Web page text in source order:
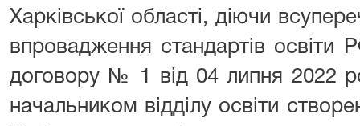
Харківської області, діючи
впровадження стандартів освіти
договору № 1 від 04 липня 2022
начальником відділу освіти